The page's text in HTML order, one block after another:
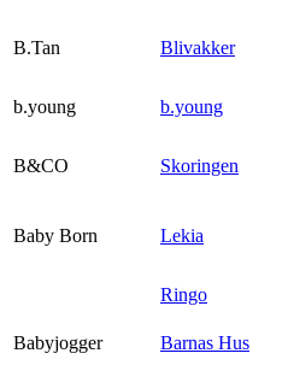
B.Tan Blivakker
b.young
b.young
B&CO Skoringen
Baby Born Lekia
Ringo
Babyjogger
Barnas Hus